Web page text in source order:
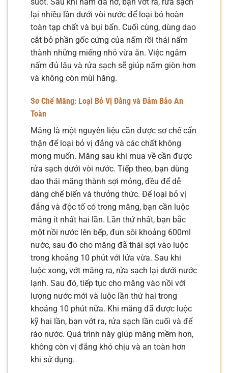
lại nhiều lần dưới vòi nước để loại bỏ hoàn
toàn tạp chất và bụi bẩn. Cuối cùng, dùng dao
cắt bỏ phần gốc cứng của nấm rồi thái nấm
thành những miếng nhỏ vừa ăn. Việc ngâm
nấm đủ lâu và rửa sạch sẽ giúp nấm giòn hơn
và không còn mùi hăng.
Sơ Chế Măng: Loại Bỏ Vị Đắng và Đảm Bảo An
Toàn
Măng là một nguyên liệu cần được sơ chế cẩn
thận để loại bỏ vị đắng và các chất không
mong muốn. Măng sau khi mua về cần được
rửa sạch dưới vòi nước. Tiếp theo, bạn dùng
dao thái măng thành sợi mỏng, đều để dễ
dàng chế biến và thưởng thức. Để loại bỏ vị
đắng và độc tố có trong măng, bạn cần luộc
măng ít nhất hai lần. Lần thứ nhất, bạn bắc
một nồi nước lên bếp, đun sôi khoảng 600ml
nước, sau đó cho măng đã thái sợi vào luộc
trong khoảng 10 phút với lửa vừa. Sau khi
luộc xong, vớt măng ra, rửa sạch lại dưới nước
lạnh. Sau đó, tiếp tục cho măng vào nồi với
lượng nước mới và luộc lần thứ hai trong
khoảng 10 phút nữa. Khi măng đã được luộc
kỹ hai lần, bạn vớt ra, rửa sạch lần cuối và để
ráo nước. Quá trình này giúp măng mềm hơn,
không còn vị đắng khó chịu và an toàn hơn
khi sử dụng.